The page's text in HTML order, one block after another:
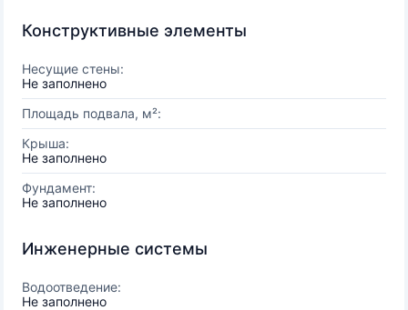
Конструктивные элементы
Несущие стены:
Не заполнено
Площадь подвала, м²:
Крыша:
Не заполнено
Фундамент:
Не заполнено
Инженерные системы
Водоотведение:
Не заполнено